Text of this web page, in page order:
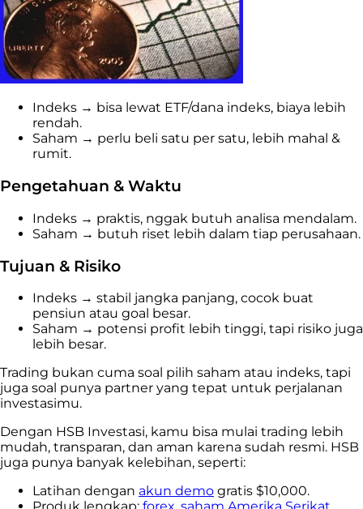
Indeks → bisa lewat ETF/dana indeks, biaya lebih
rendah.
Saham → perlu beli satu per satu, lebih mahal &
rumit.
Pengetahuan & Waktu
Indeks → praktis, nggak butuh analisa mendalam.
Saham → butuh riset lebih dalam tiap perusahaan.
Tujuan & Risiko
Indeks → stabil jangka panjang, cocok buat
pensiun atau goal besar.
Saham → potensi profit lebih tinggi, tapi risiko juga
lebih besar.
Trading bukan cuma soal pilih saham atau indeks, tapi
juga soal punya partner yang tepat untuk perjalanan
investasimu.
Dengan HSB Investasi, kamu bisa mulai trading lebih
mudah, transparan, dan aman karena sudah resmi. HSB
juga punya banyak kelebihan, seperti:
Latihan dengan akun demo gratis $10,000.